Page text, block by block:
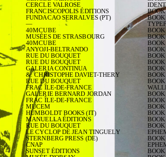
CERCLE VALROSE
FRANCISCOPOLIS ÉDITIONS BOOK
FUNDACAO SERRALVES (PT) BOOK
—
40MCUBE BOOK
MUSÉES DE STRASBOURG BOOK
40MCUBE BOOK
ANYOJI-BELTRANDO BOOK
RUE DU BOUQUET BOOK
RUE DU BOUQUET BOOK
GALERIA CONTINUA BOOK
&: CHRISTOPHE DAVIET-THERY BOOK
RUE DU BOUQUET BOOK
FRAC ÎLE-DE-FRANCE
GALERIE BERNARD JORDAN BOOK
FRAC ÎLE-DE-FRANCE BOOK
MUCEM BOOK
HUMBOLDT BOOKS (IT) BOOK
MANUELLA ÉDITIONS BOOK
RUE DU BOUQUET BOOK
LE CYCLOP DE JEAN TINGUELY
STERNBERG PRESS (DE) BOOK
CNAP
SUNSET ÉDITIONS BOOK